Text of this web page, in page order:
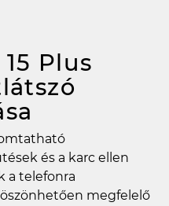
Plus
és a karc ellen
a telefonra
megfelelő